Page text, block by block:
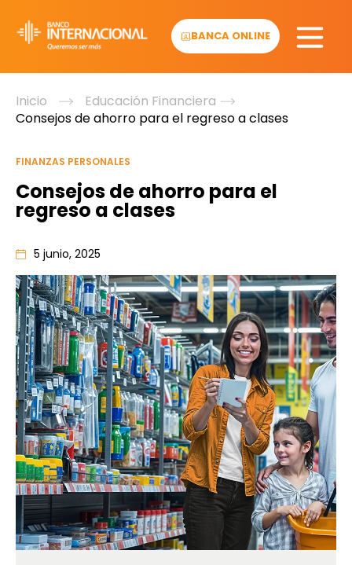
content
BANCA ONLINE
Inicio
Educación Financiera
Consejos de ahorro para el regreso a clases
FINANZAS PERSONALES
Consejos de ahorro para el
regreso a clases
5 junio, 2025